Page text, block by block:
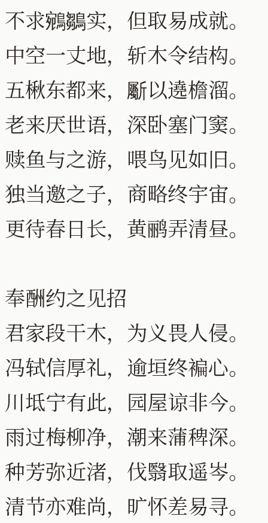
不求鵷鶵实，但取易成就。
中空一丈地，斩木令结构。
五楸东都来，斸以遶檐溜。
老来厌世语，深卧塞门窦。
赎鱼与之游，喂鸟见如旧。
独当邀之子，商略终宇宙。
更待春日长，黄鹂弄清昼。
奉酬约之见招
君家段干木，为义畏人侵。
冯轼信厚礼，逾垣终褊心。
川坻宁有此，园屋谅非今。
雨过梅柳净，潮来蒲稗深。
种芳弥近渚，伐翳取遥岑。
清节亦难尚，旷怀差易寻。